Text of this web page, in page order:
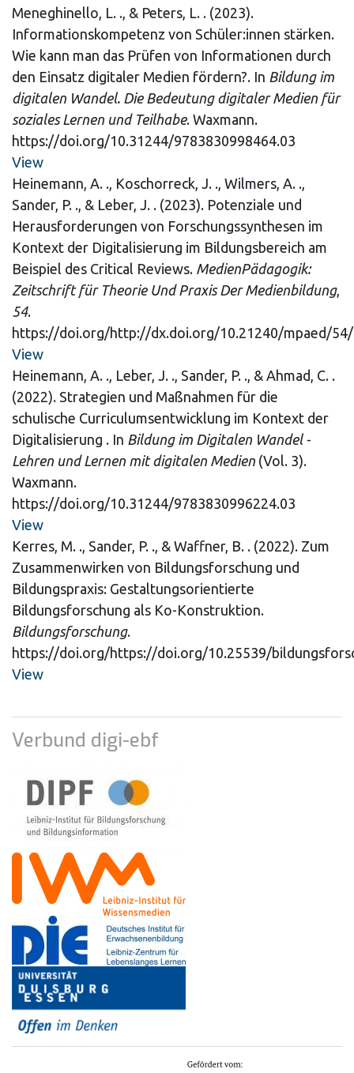
Meneghinello, L. ., & Peters, L. . (2023).
Informationskompetenz von Schüler:innen stärken.
Wie kann man das Prüfen von Informationen durch
den Einsatz digitaler Medien fördern?. In Bildung im
digitalen Wandel. Die Bedeutung digitaler Medien für
soziales Lernen und Teilhabe. Waxmann.
https://doi.org/10.31244/9783830998464.03
View
Heinemann, A. ., Koschorreck, J. ., Wilmers, A. .,
Sander, P. ., & Leber, J. . (2023). Potenziale und
Herausforderungen von Forschungssynthesen im
Kontext der Digitalisierung im Bildungsbereich am
Beispiel des Critical Reviews. MedienPädagogik:
Zeitschrift für Theorie Und Praxis Der Medienbildung,
54.
https://doi.org/http://dx.doi.org/10.21240/mpaed/54/
View
Heinemann, A. ., Leber, J. ., Sander, P. ., & Ahmad, C. .
(2022). Strategien und Maßnahmen für die
schulische Curriculumsentwicklung im Kontext der
Digitalisierung . In Bildung im Digitalen Wandel -
Lehren und Lernen mit digitalen Medien (Vol. 3).
Waxmann.
https://doi.org/10.31244/9783830996224.03
View
Kerres, M. ., Sander, P. ., & Waffner, B. . (2022). Zum
Zusammenwirken von Bildungsforschung und
Bildungspraxis: Gestaltungsorientierte
Bildungsforschung als Ko-Konstruktion.
Bildungsforschung.
https://doi.org/https://doi.org/10.25539/
View
Verbund digi-ebf